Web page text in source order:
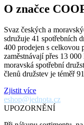
O značce
Svaz českých a
sdružuje 41 spotřebních
400 prodejen s celkovou
zaměstnávají přes 13
moravská spotřební
členů družstev je téměř
Zjistit více
eshop@jednota.cz
UPOZORNĚNÍ